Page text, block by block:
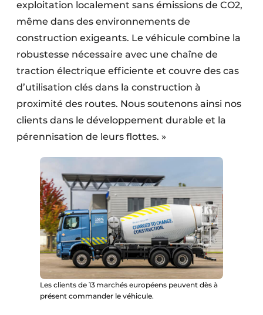
exploitation localement sans émissions de CO2,
même dans des environnements de
construction exigeants. Le véhicule combine la
robustesse nécessaire avec une chaîne de
traction électrique efficiente et couvre des cas
d’utilisation clés dans la construction à
proximité des routes. Nous soutenons ainsi nos
clients dans le développement durable et la
pérennisation de leurs flottes. »
Les clients de 13 marchés européens peuvent dès à
présent commander le véhicule.